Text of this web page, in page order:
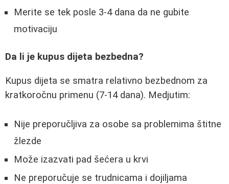
Merite se tek posle 3-4 dana da ne gubite
motivaciju
Da li je kupus dijeta bezbedna?
Kupus dijeta se smatra relativno bezbednom za
kratkoročnu primenu (7-14 dana). Medjutim:
Nije preporučljiva za osobe sa problemima štitne
žlezde
Može izazvati pad šećera u krvi
Ne preporučuje se trudnicama i dojiljama